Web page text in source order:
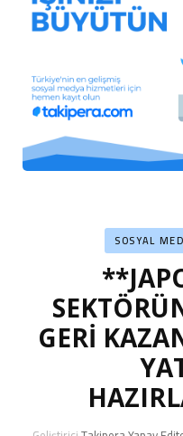
SOSYAL
GERİ